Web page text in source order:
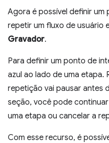
Agora é possível definir
repetir um fluxo de usuário
Gravador.
Para definir um ponto de
azul ao lado de uma etapa.
repetição vai pausar antes
seção, você pode
uma etapa ou cancelar a
Com esse recurso, é